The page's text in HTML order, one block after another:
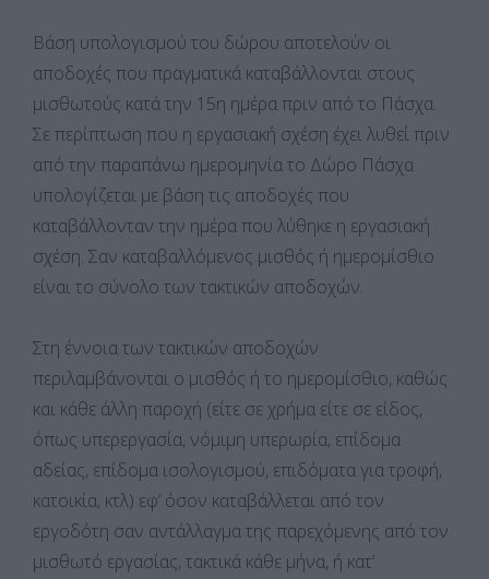
Βάση υπολογισμού του δώρου αποτελούν οι
αποδοχές που πραγματικά καταβάλλονται στους
μισθωτούς κατά την 15η ημέρα πριν από το Πάσχα.
Σε περίπτωση που η εργασιακή σχέση έχει λυθεί πριν
από την παραπάνω ημερομηνία το Δώρο Πάσχα
υπολογίζεται με βάση τις αποδοχές που
καταβάλλονταν την ημέρα που λύθηκε η εργασιακή
σχέση. Σαν καταβαλλόμενος μισθός ή ημερομίσθιο
είναι το σύνολο των τακτικών αποδοχών.
Στη έννοια των τακτικών αποδοχών
περιλαμβάνονται ο μισθός ή το ημερομίσθιο, καθώς
και κάθε άλλη παροχή (είτε σε χρήμα είτε σε είδος,
όπως υπερεργασία, νόμιμη υπερωρία, επίδομα
αδείας, επίδομα ισολογισμού, επιδόματα για τροφή,
κατοικία, κτλ) εφ’ όσον καταβάλλεται από τον
εργοδότη σαν αντάλλαγμα της παρεχόμενης από τον
μισθωτό εργασίας, τακτικά κάθε μήνα, ή κατ’